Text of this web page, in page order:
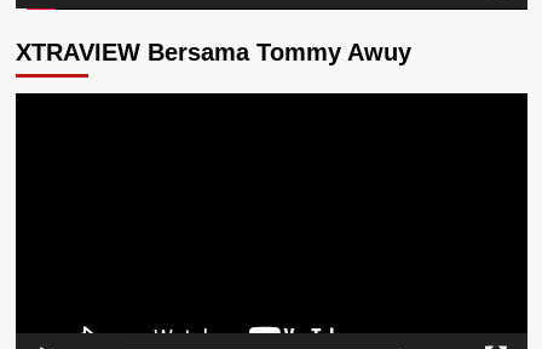
XTRAVIEW Bersama Tommy Awuy